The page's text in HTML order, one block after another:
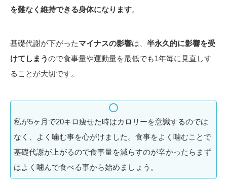
を難なく維持できる身体になります。
基礎代謝が下がったマイナスの影響は、 半永久的に影響を受
けてしまうので食事量や運動量を最低でも1年毎に見直しす
ることが大切です。
私が5ヶ月で20キロ痩せた時はカロリーを意識するのでは
なく、よく噛む事を心がけました。食事をよく噛むことで
基礎代謝が上がるので食事量を減らすのが辛かったらまず
はよく噛んで食べる事から始めましょう。